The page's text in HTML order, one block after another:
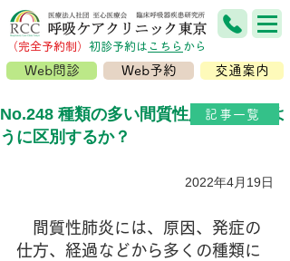
（完全予約制） ​初診予約は こちら から
Web問診 Web予約 交通案内
No.248 種類の多い間質性肺炎をどのよ
うに区別するか？
2022年4月19日
間質性肺炎には、原因、発症の
仕方、経過などから多くの種類に
記事一覧